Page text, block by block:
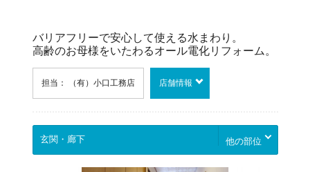
バリアフリーで安心して使える水まわり。
高齢のお母様をいたわるオール電化リフォーム。
担当： （有）小口工務店 店舗情報
他の部位